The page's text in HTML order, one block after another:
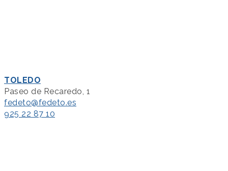
TOLEDO
Paseo de Recaredo, 1
fedeto@fedeto.es
925 22 87 10